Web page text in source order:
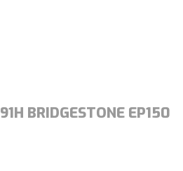
BRIDGESTONE EP150